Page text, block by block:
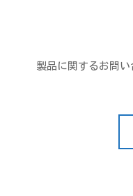
製品に関するお問